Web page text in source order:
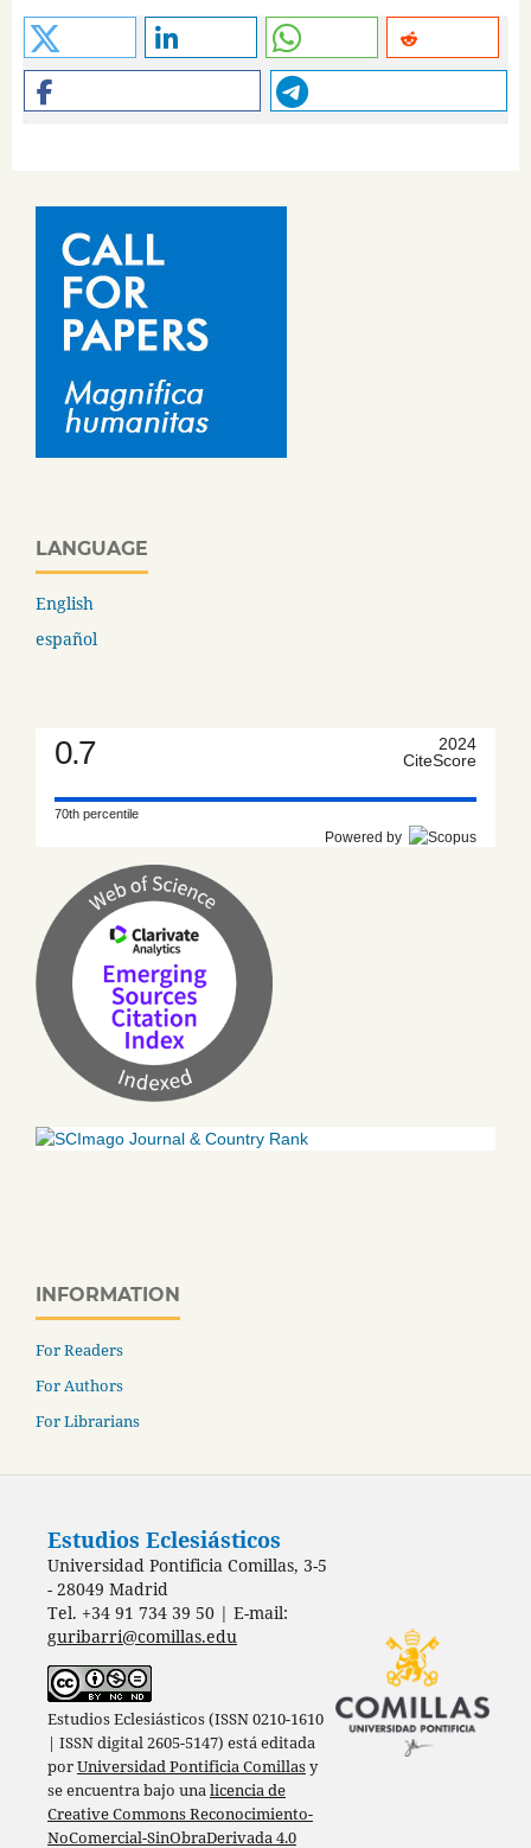
LANGUAGE
English
español
0.7
2024
CiteScore
70th percentile
Powered by
INFORMATION
For Readers
For Authors
For Librarians
Estudios Eclesiásticos
Universidad Pontificia Comillas, 3-5
- 28049 Madrid
Tel. +34 91 734 39 50 | E-mail:
guribarri@comillas.edu
Estudios Eclesiásticos (ISSN 0210-1610
| ISSN digital 2605-5147) está editada
porUniversidad Pontificia Comillasy
se encuentra bajo unalicencia de
Creative Commons Reconocimiento-
NoComercial-SinObraDerivada 4.0